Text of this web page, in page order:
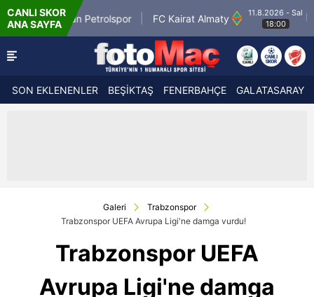
CANLI SKOR
ANA SAYFAFC Kairat Almaty
11.8.2026 - Sal
18:00
PFC Levski Sofya
SON EKLENENLER BEŞİKTAŞ FENERBAHÇE GALATASARAY
Galeri
Trabzonspor
Trabzonspor UEFA Avrupa Ligi'ne damga vurdu!
Trabzonspor UEFA
Avrupa Ligi'ne damga